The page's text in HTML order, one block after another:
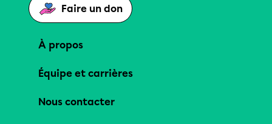
Faire un don
À propos
Équipe et carrières
Nous contacter